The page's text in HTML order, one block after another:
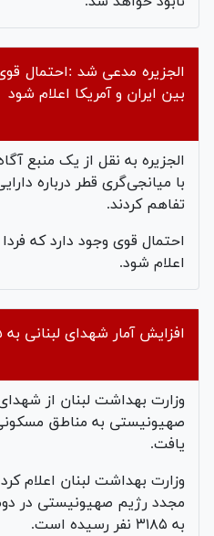
الجزیره مدعی شد :احتمال
بین ایران و آمریکا اعلام شود
الجزیره به نقل از یک منبع
با میانجی‌گری قطر درباره
تفاهم کردند.
احتمال قوی وجود دارد که
اعلام شود.
افزایش آمار شهدای لبنانی به ۳۱۸۵ نفر
وزارت بهداشت لبنان از
صهیونیستی به مناطق مسکونی
یافت.
وزارت بهداشت لبنان اعلام
مجدد رژیم صهیونیستی در
به ۳۱۸۵ نفر رسیده است.